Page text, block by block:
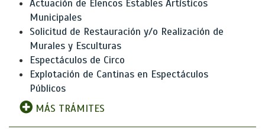
Actuación de Elencos Estables Artísticos
Municipales
Solicitud de Restauración y/o Realización de
Murales y Esculturas
Espectáculos de Circo
Explotación de Cantinas en Espectáculos
Públicos
MÁS TRÁMITES